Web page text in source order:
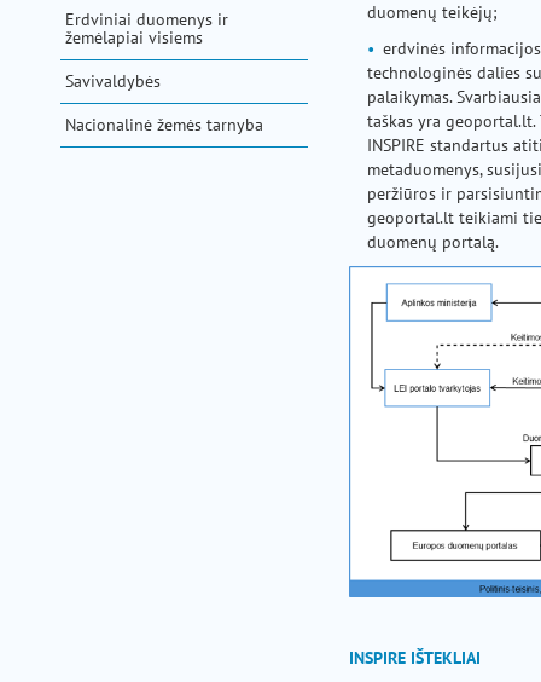
Erdviniai duomenys ir
žemėlapiai visiems
Savivaldybės
Nacionalinė žemės tarnyba
duomenų teikėjų;
erdvinės
technologinės dalies
palaikymas.
taškas yra geoportal.lt.
INSPIRE standartus
metaduomenys,
peržiūros ir
geoportal.lt teikiami
duomenų portalą.
INSPIRE IŠTEKLIAI